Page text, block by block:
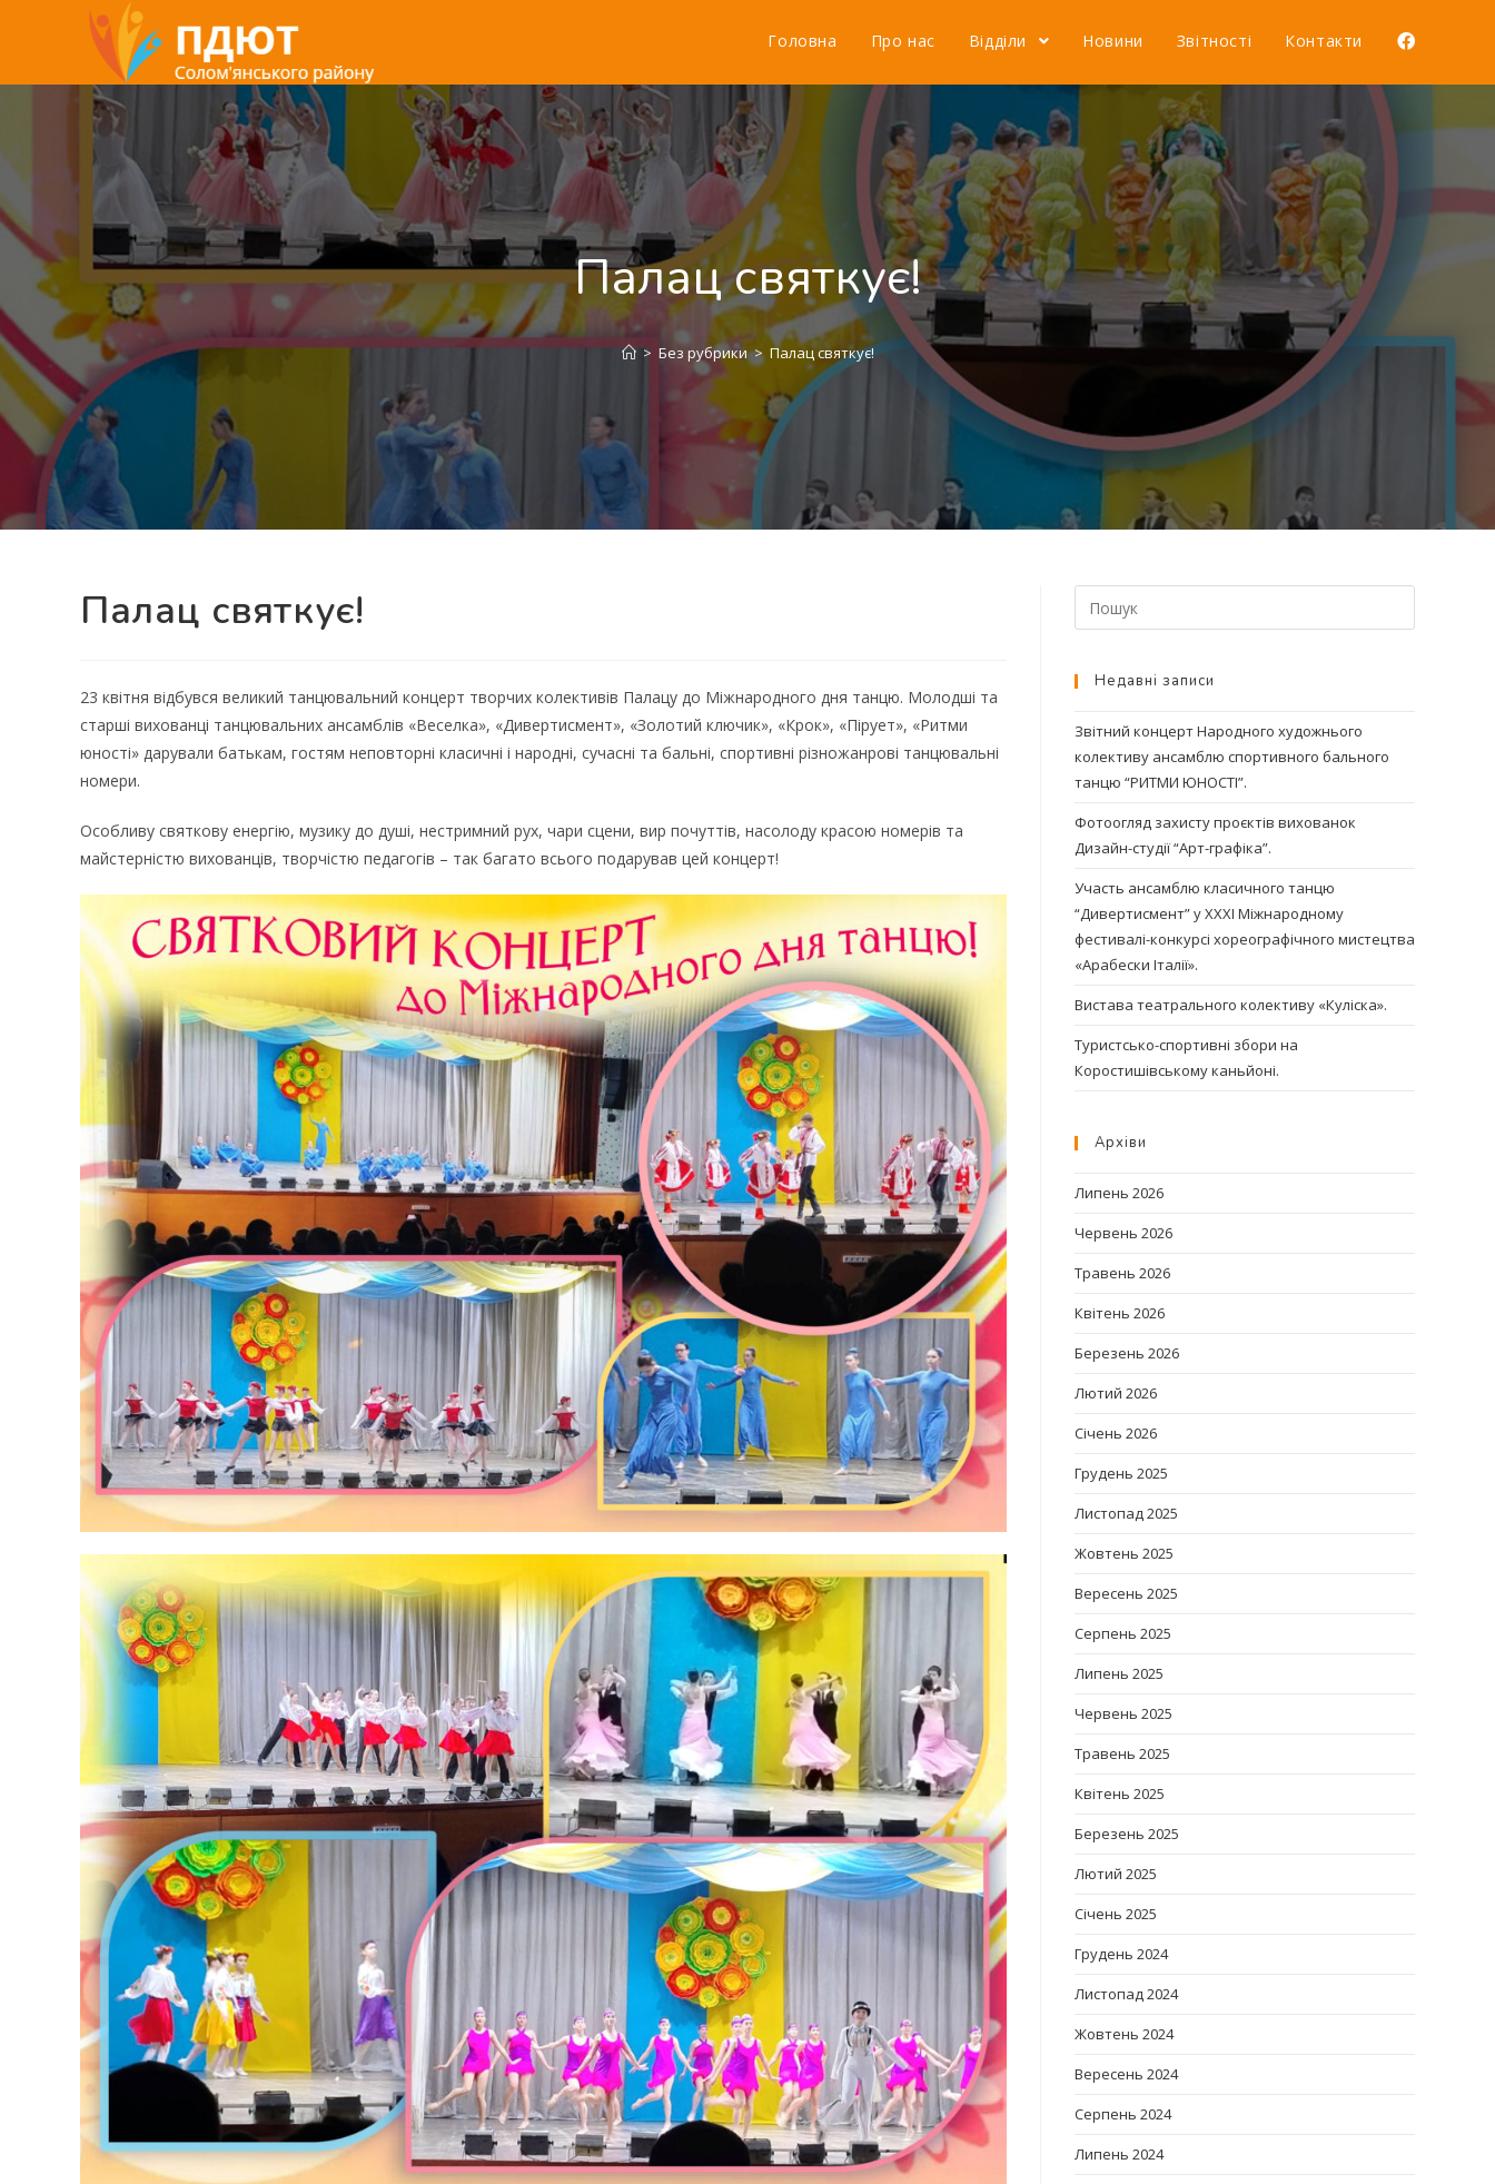
Головна Про нас Відділи Новини Звітності Контакти
Палац святкує!
> Без рубрики > Палац святкує!
Палац святкує!
23 квітня відбувся великий танцювальний концерт творчих колективів Палацу до Міжнародного дня танцю. Молодші та
старші вихованці танцювальних ансамблів «Веселка», «Дивертисмент», «Золотий ключик», «Крок», «Пірует», «Ритми
юності» дарували батькам, гостям неповторні класичні і народні, сучасні та бальні, спортивні різножанрові танцювальні
номери.
Особливу святкову енергію, музику до душі, нестримний рух, чари сцени, вир почуттів, насолоду красою номерів та
майстерністю вихованців, творчістю педагогів – так багато всього подарував цей концерт!
Недавні записи
Звітний концерт Народного художнього
колективу ансамблю спортивного бального
танцю “РИТМИ ЮНОСТІ”.
Фотоогляд захисту проєктів вихованок
Дизайн-студії “Арт-графіка”.
Участь ансамблю класичного танцю
“Дивертисмент” у ХХХІ Міжнародному
фестивалі-конкурсі хореографічного мистецтва
«Арабески Італії».
Вистава театрального колективу «Куліска».
Туристсько-спортивні збори на
Коростишівському каньйоні.
Архіви
Липень 2026
Червень 2026
Травень 2026
Квітень 2026
Березень 2026
Лютий 2026
Січень 2026
Грудень 2025
Листопад 2025
Жовтень 2025
Вересень 2025
Серпень 2025
Липень 2025
Червень 2025
Травень 2025
Квітень 2025
Березень 2025
Лютий 2025
Січень 2025
Грудень 2024
Листопад 2024
Жовтень 2024
Вересень 2024
Серпень 2024
Липень 2024